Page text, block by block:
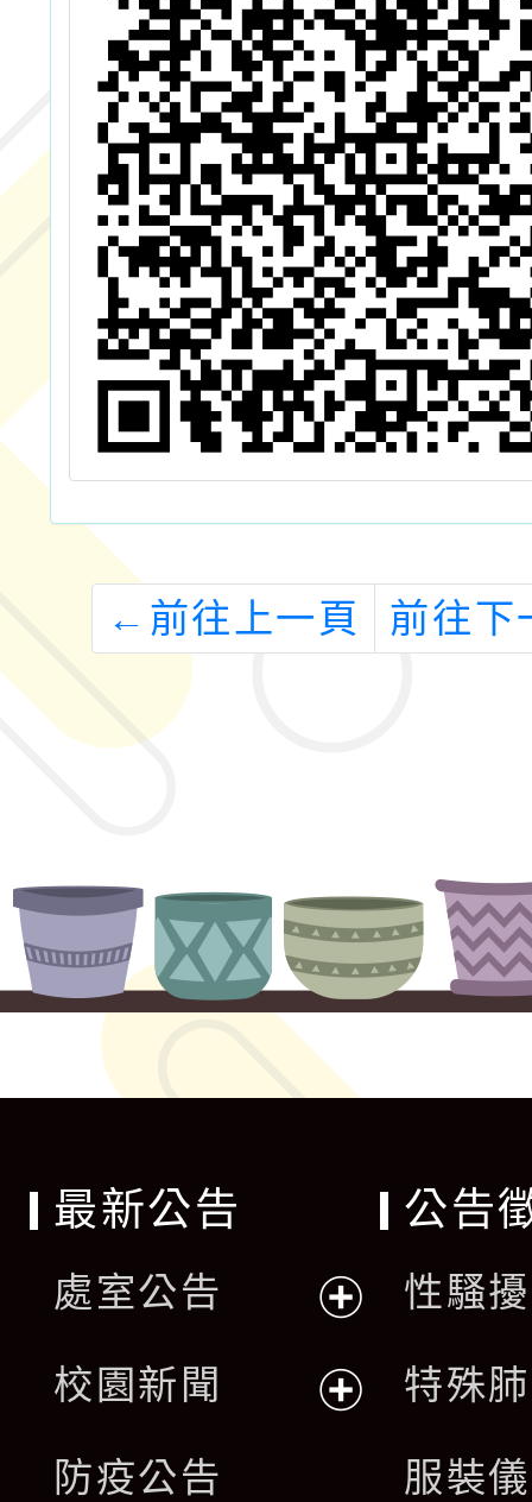
← 前往上一頁 前往下
最新公告
處室公告
開
校園新聞
防疫公告
公告
性騷
特殊
服裝